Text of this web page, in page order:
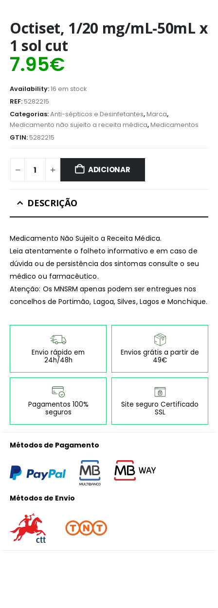
Octiset, 1/20 mg/mL-50mL x
1 sol cut
7.95€
Availability:16 em stock
REF:5282215
Categorias:Anti-sépticos e Desinfetantes,Marca,
Medicamento não sujeito a receita médica,Medicamentos
GTIN:5282215
ADICIONAR
DESCRIÇÃO
Medicamento Não Sujeito a Receita Médica.
Leia atentamente o folheto informativo e em caso de
dúvida ou de persistência dos sintomas consulte o seu
médico ou farmacêutico.
Atenção: Os MNSRM apenas podem ser entregues nos
concelhos de Portimão, Lagoa, Silves, Lagos e Monchique.
Envio rápido em
24h/48h
Envios grátis a partir de
49€
Pagamentos 100%
seguros
Site seguro Certificado
SSL
Métodos de Pagamento
Métodos de Envio